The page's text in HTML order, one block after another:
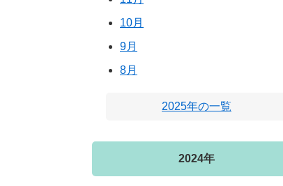
10月
9月
8月
2025年の一覧
2024年